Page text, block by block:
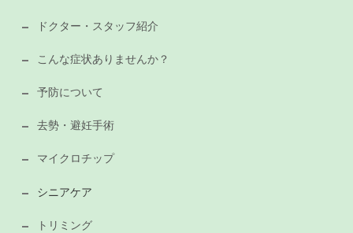
ドクター・スタッフ紹介
こんな症状ありませんか？
予防について
去勢・避妊手術
マイクロチップ
シニアケア
トリミング